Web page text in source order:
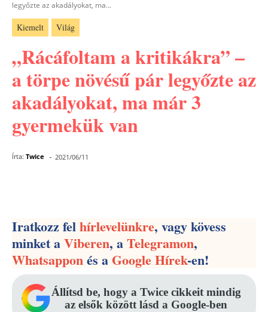
legyőzte az akadályokat, ma...
Kiemelt Világ
„Rácáfoltam a kritikákra” –
a törpe növésű pár legyőzte az
akadályokat, ma már 3
gyermekük van
Írta: Twice - 2021/06/11
Iratkozz felhírlevelünkre, vagy kövess
minket aViberen, aTelegramon,
Whatsapponés aGoogle Hírek-en!
Állítsd be, hogy a Twice cikkeit mindig
az elsők között lásd a Google-ben